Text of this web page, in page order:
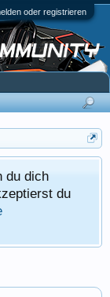
oder registrieren
du dich
du